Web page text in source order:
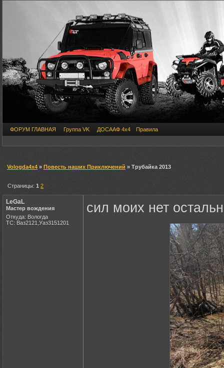
ФОРУМ ГЛАВНАЯ Группа VK ДОСААФ 4х4 Правила
Vologda4x4 » Повесть наших Приключений » Трубайка 2013
Страницы:1 2
LeGaL
Мастер вождения
Откуда: Вологда
ТС: Ваз2121,Уаз3151201
сил моих нет